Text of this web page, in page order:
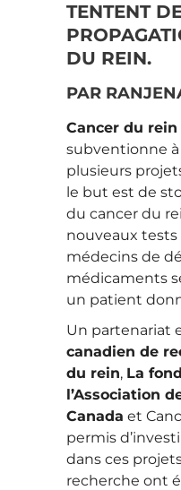
TENTENT
DU REIN.
PAR
Cancer du rein
subventionne à
plusieurs
le but est de
du cancer du
nouveaux
médecins de
médicaments
un patient
Un partenariat
canadien de
du rein, La
l’Association
Canada et
permis
dans ces
recherche ont